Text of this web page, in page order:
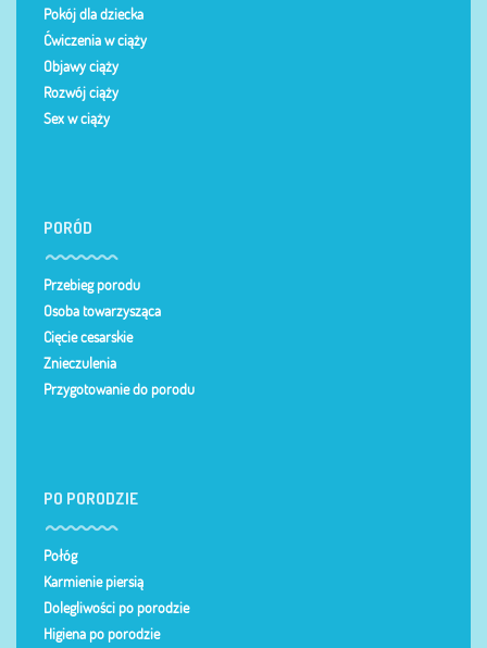
Pokój dla dziecka
Ćwiczenia w ciąży
Objawy ciąży
Rozwój ciąży
Sex w ciąży
PORÓD
Przebieg porodu
Osoba towarzysząca
Cięcie cesarskie
Znieczulenia
Przygotowanie do porodu
PO PORODZIE
Połóg
Karmienie piersią
Dolegliwości po porodzie
Higiena po porodzie